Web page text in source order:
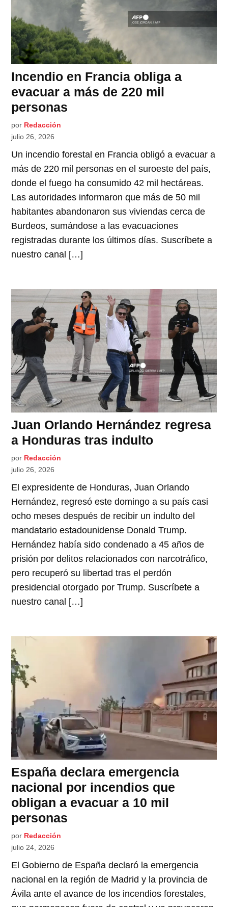
Incendio en Francia obliga a
evacuar a más de 220 mil
personas
por Redacción
julio 26, 2026
Un incendio forestal en Francia obligó a evacuar a
más de 220 mil personas en el suroeste del país,
donde el fuego ha consumido 42 mil hectáreas.
Las autoridades informaron que más de 50 mil
habitantes abandonaron sus viviendas cerca de
Burdeos, sumándose a las evacuaciones
registradas durante los últimos días. Suscríbete a
nuestro canal […]
Juan Orlando Hernández regresa
a Honduras tras indulto
por Redacción
julio 26, 2026
El expresidente de Honduras, Juan Orlando
Hernández, regresó este domingo a su país casi
ocho meses después de recibir un indulto del
mandatario estadounidense Donald Trump.
Hernández había sido condenado a 45 años de
prisión por delitos relacionados con narcotráfico,
pero recuperó su libertad tras el perdón
presidencial otorgado por Trump. Suscríbete a
nuestro canal […]
España declara emergencia
nacional por incendios que
obligan a evacuar a 10 mil
personas
por Redacción
julio 24, 2026
El Gobierno de España declaró la emergencia
nacional en la región de Madrid y la provincia de
Ávila ante el avance de los incendios forestales,